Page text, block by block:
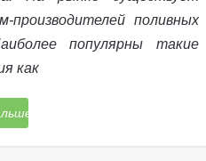
производителей поливных
популярны такие
как